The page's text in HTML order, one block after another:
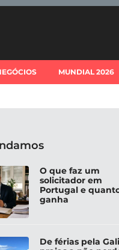
MUNDIAL 2026
O que faz um
solicitador em
Portugal e
ganha
De férias pela